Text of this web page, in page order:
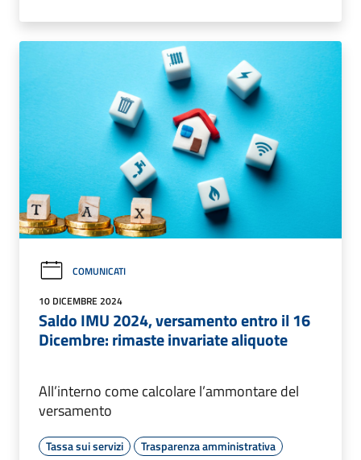
COMUNICATI
10 DICEMBRE 2024
Saldo IMU 2024, versamento entro il 16
Dicembre: rimaste invariate aliquote
All’interno come calcolare l’ammontare del
versamento
Tassa sui servizi Trasparenza amministrativa